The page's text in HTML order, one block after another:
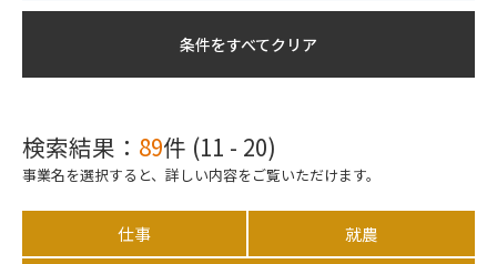
条件をすべてクリア
検索結果： 89件 (11 - 20)
事業名を選択すると、詳しい内容をご覧いただけます。
仕事 就農